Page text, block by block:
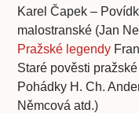
Karel Čapek –
malostranské (Jan
Pražské legendy
Staré pověsti
Pohádky H. Ch.
Němcová atd.)